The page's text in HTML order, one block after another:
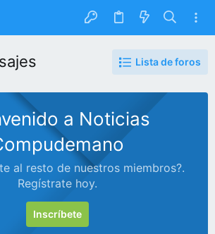
Lista de foros
a Noticias
al resto de nuestros miembros?.
Regístrate hoy.
Inscríbete